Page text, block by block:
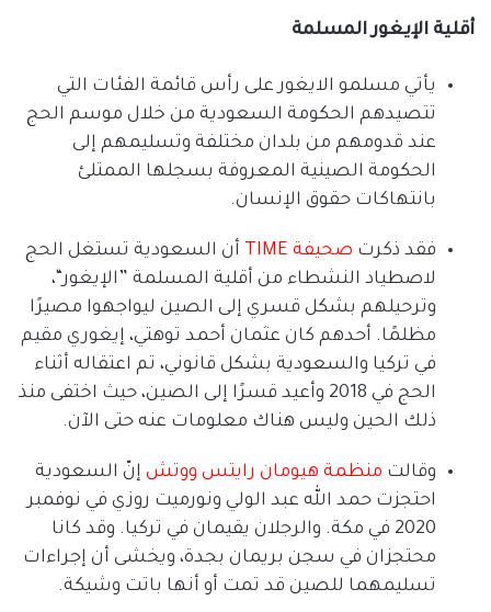
أقلية الإيغور المسلمة
يأتي مسلمو الايغور على رأس قائمة الفئات التي
تتصيدهم الحكومة السعودية من خلال موسم الحج
عند قدومهم من بلدان مختلفة وتسليمهم إلى
الحكومة الصينية المعروفة بسجلها الممتلئ
بانتهاكات حقوق الإنسان.
فقد ذكرت صحيفة TIME أن السعودية تستغل الحج
لاصطياد النشطاء من أقلية المسلمة ” الإيغور“ ،
وترحيلهم بشكل قسري إلى الصين ليواجهوا مصيرًا
مظلمًا. أحدهم كان عثمان أحمد توهتي، إيغوري مقيم
في تركيا والسعودية بشكل قانوني، تم اعتقاله أثناء
الحج في
وأعيد قسرًا إلى الصين، حيث اختفى منذ
ذلك الحين وليس هناك معلومات عنه حتى الآن.
وقالت منظمة هيومان رايتس ووتش إنّ السعودية
احتجزت حمد الله عبد الولي ونورميت روزي في نوفمبر
2020 في مكة. والرجلان يقيمان في تركيا. وقد كانا
محتجزان في سجن بريمان بجدة، ويخشى أن إجراءات
تسليمهما للصين قد تمت أو أنها باتت وشيكة.